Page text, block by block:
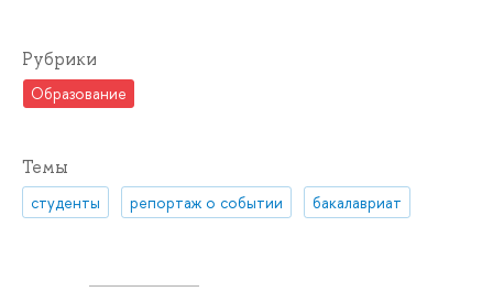
Рубрики
Образование
Темы
студенты репортаж о событии бакалавриат